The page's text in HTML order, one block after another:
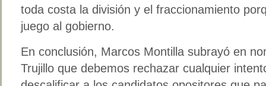
toda costa la división y el fraccionamiento
juego al gobierno.
En conclusión, Marcos Montilla subrayó en
Trujillo que debemos rechazar cualquier